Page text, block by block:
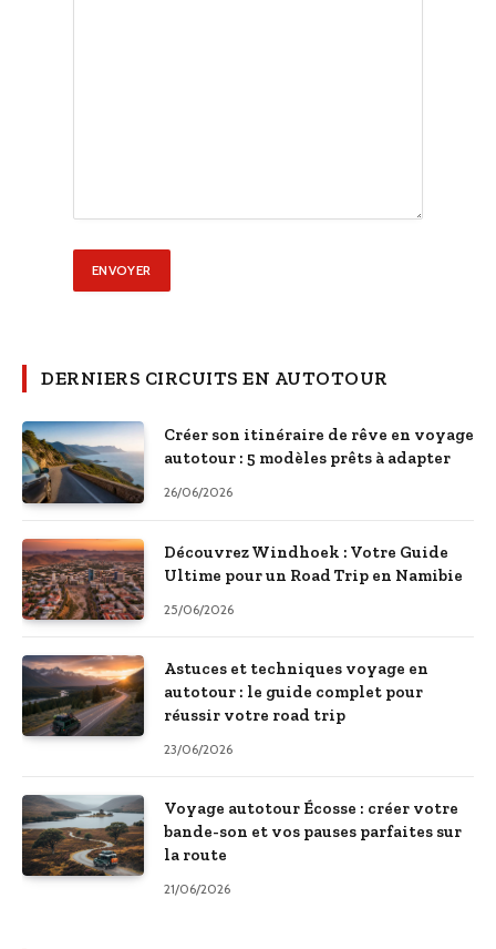
DERNIERS CIRCUITS EN AUTOTOUR
Créer son itinéraire de rêve en voyage
autotour : 5 modèles prêts à adapter
26/06/2026
Découvrez Windhoek : Votre Guide
Ultime pour un Road Trip en Namibie
25/06/2026
Astuces et techniques voyage en
autotour : le guide complet pour
réussir votre road trip
23/06/2026
Voyage autotour Écosse : créer votre
bande-son et vos pauses parfaites sur
la route
21/06/2026